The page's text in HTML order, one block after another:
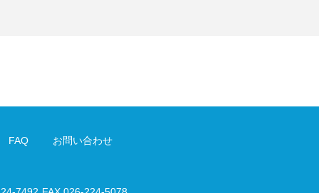
FAQ お問い合わせ